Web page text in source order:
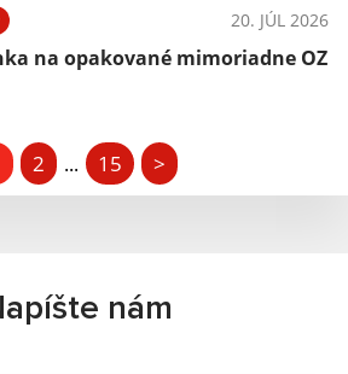
20. JÚL 2026
na opakované mimoriadne OZ
2 ... 15 >
nám